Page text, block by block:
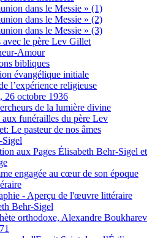
dans le Messie » (1)
dans le Messie » (2)
dans le Messie » (3)
avec le père Lev Gillet
Amour
bibliques
évangélique initiale
l’expérience religieuse
26 octobre 1936
de la lumière divine
funérailles du père Lev
Le pasteur de nos âmes
Sigel
aux Pages Élisabeth Behr-Sigel et
engagée au cœur de son époque
- Aperçu de l'œuvre littéraire
Behr-Sigel
orthodoxe, Alexandre Boukharev